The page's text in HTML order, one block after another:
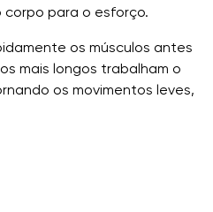
para o esforço.
os músculos antes
mais longos trabalham o
os movimentos leves,